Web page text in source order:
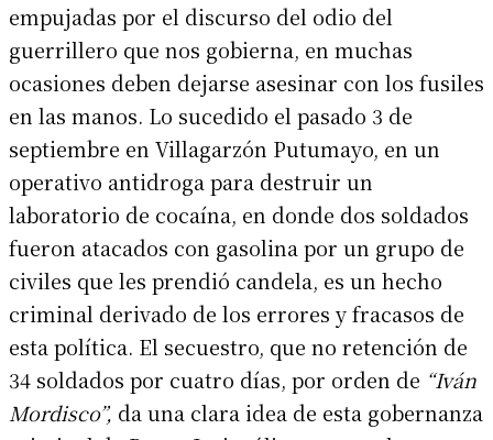
empujadas por el discurso del odio del
guerrillero que nos gobierna, en muchas
ocasiones deben dejarse asesinar con los fusiles
en las manos. Lo sucedido el pasado 3 de
septiembre en Villagarzón Putumayo, en un
operativo antidroga para destruir un
laboratorio de cocaína, en donde dos soldados
fueron atacados con gasolina por un grupo de
civiles que les prendió candela, es un hecho
criminal derivado de los errores y fracasos de
esta política. El secuestro, que no retención de
34 soldados por cuatro días, por orden de “Iván
Mordisco”, da una clara idea de esta gobernanza